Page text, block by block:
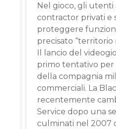
Nel gioco, gli utenti
contractor privati e
proteggere
precisato “territorio
Il lancio del
primo tentativo per
della compagnia
commerciali. La
recentemente
Service dopo una
culminati nel 2007